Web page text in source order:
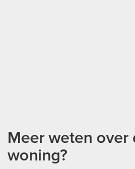
Meer weten over
woning?